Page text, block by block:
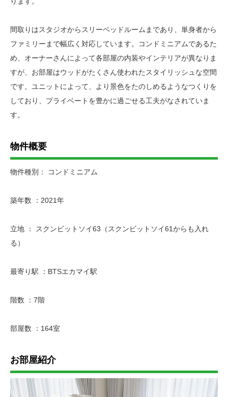
間取りはスタジオからスリーベッドルームまであり、単身者から
ファミリーまで幅広く対応しています。コンドミニアムであるた
め、オーナーさんによって各部屋の内装やインテリアが異なりま
すが、お部屋はウッドがたくさん使われたスタイリッシュな空間
です。ユニットによって、より景色をたのしめるようなつくりを
しており、プライベートを豊かに過ごせる工夫がなされていま
す。
物件概要
物件種別： コンドミニアム
築年数 ：2021年
立地 ： スクンビットソイ63（スクンビットソイ61からも入れ
る）
最寄り駅 ：BTSエカマイ駅
階数 ：7階
部屋数 ：164室
お部屋紹介